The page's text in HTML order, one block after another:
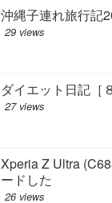
沖縄子連れ旅行記
29 views
ダイエット日記［
27 views
Xperia Z Ultra
ードした
26 views